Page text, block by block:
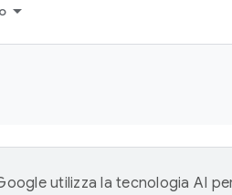
utilizza la tecnologia AI